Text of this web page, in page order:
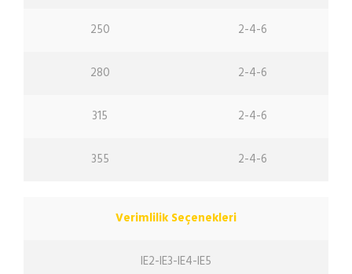
250 2-4-6
280 2-4-6
315 2-4-6
355 2-4-6
Verimlilik Seçenekleri
IE2-IE3-IE4-IE5